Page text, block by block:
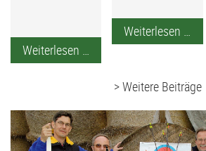
Weiterlesen …
TSV-
Schützen:
Deutsche
Meister!
Weiterlesen …
bei
TSV-
> Weitere Beiträge